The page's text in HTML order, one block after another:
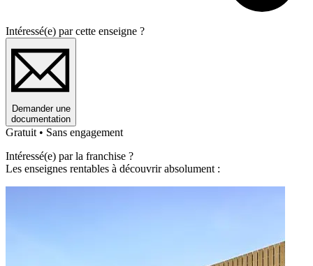
Intéressé(e) par cette enseigne ?
Demander une
documentation
Gratuit • Sans engagement
Intéressé(e) par la franchise ?
Les enseignes rentables à découvrir absolument :